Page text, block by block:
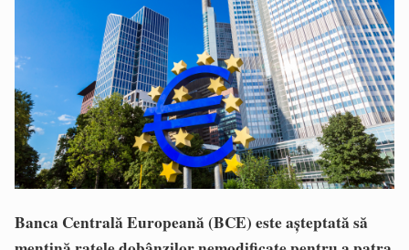
Banca Centrală Europeană (BCE) este așteptată să